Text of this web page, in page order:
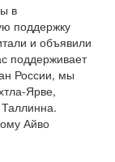
в
поддержку
и объявили
поддерживает
России, мы
Ярве,
Айво